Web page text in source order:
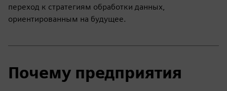
переход к стратегиям обработки данных,
ориентированным на будущее.
Почему предприятия